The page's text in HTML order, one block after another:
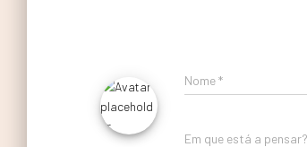
Nome*
Em que está a pensar?